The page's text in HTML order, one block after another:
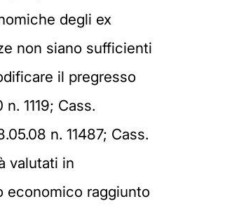
degli ex
non siano sufficienti
il pregresso
1119; Cass.
n. 11487; Cass.
valutati in
economico raggiunto